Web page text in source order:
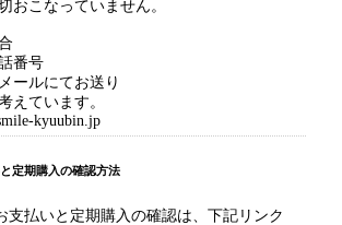
おこなっていません。
番号
ールにてお送り
えています。
kyuubin.jp
定期購入の確認方法
支払いと定期購入の確認は、下記リンク